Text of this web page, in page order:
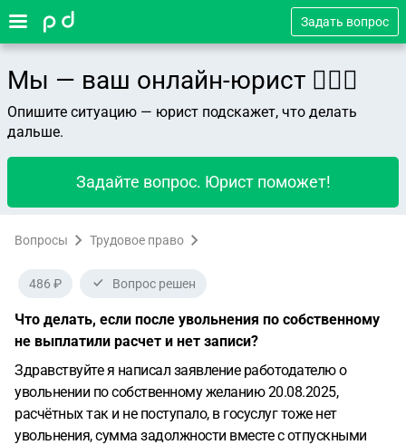
Задать вопрос
Мы — ваш онлайн-юрист 👨🏻‍⚖️
Опишите ситуацию — юрист подскажет, что делать
дальше.
Задайте вопрос. Юрист поможет!
Вопросы Трудовое право
486 ₽ Вопрос решен
Что делать, если после увольнения по собственному
не выплатили расчет и нет записи?
Здравствуйте я написал заявление работодателю о
увольнении по собственному желанию 20.08.2025,
расчётных так и не поступало, в госуслуг тоже нет
увольнения, сумма задолжности вместе с отпускными